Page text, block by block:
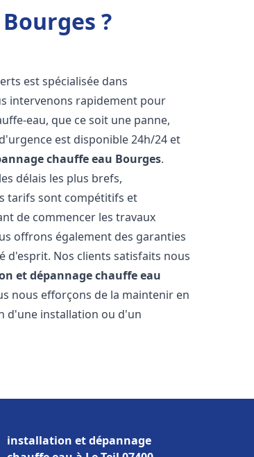
?
est spécialisée dans
intervenons rapidement pour
eau, que ce soit une panne,
est disponible 24h/24 et
chauffe eau Bourges.
délais les plus brefs,
tarifs sont compétitifs et
de commencer les travaux
offrons également des garanties
Nos clients satisfaits nous
et dépannage chauffe eau
nous efforçons de la maintenir en
d'une installation ou d'un
installation et dépannage